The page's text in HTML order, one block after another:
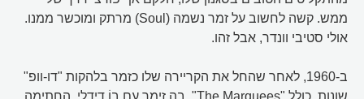
ממש. קשה לחשוב על זמר נשמה (Soul) מרתק ומוכשר ממנו.
אולי סטיבי וונדר, אבל זהו.
ב-1960, לאחר שהחל את הקריירה שלו כזמר בלהקות "דו-וופ"
שונות, כולל "The Marquees", בה זימר עם בוֹ דידלי, החתימה